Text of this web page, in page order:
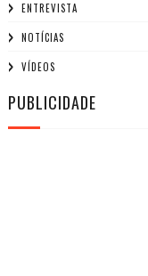
ENTREVISTA
NOTÍCIAS
VÍDEOS
PUBLICIDADE